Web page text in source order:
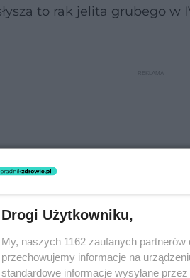
to rak jelita grubego
Drogi Użytkowniku,
My, naszych 1162 zaufanych
przechowujemy informacje na
standardowe informacje wysyłane